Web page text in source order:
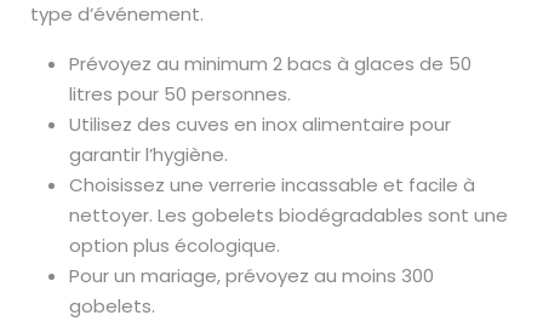
type d’événement.
Prévoyez au minimum 2 bacs à glaces de 50
litres pour 50 personnes.
Utilisez des cuves en inox alimentaire pour
garantir l’hygiène.
Choisissez une verrerie incassable et facile à
nettoyer. Les gobelets biodégradables sont une
option plus écologique.
Pour un mariage, prévoyez au moins 300
gobelets.